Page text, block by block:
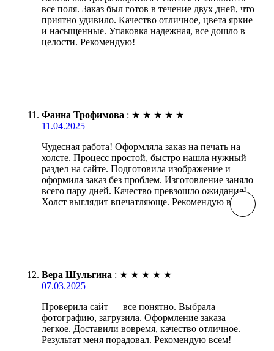
все поля. Заказ был готов в течение двух дней, что
приятно удивило. Качество отличное, цвета яркие
и насыщенные. Упаковка надежная, все дошло в
целости. Рекомендую!
Фаина Трофимова : ★ ★ ★ ★ ★
11.04.2025
Чудесная работа! Оформляла заказ на печать на
холсте. Процесс простой, быстро нашла нужный
раздел на сайте. Подготовила изображение и
оформила заказ без проблем. Изготовление заняло
всего пару дней. Качество превзошло ожидания!
Холст выглядит впечатляюще. Рекомендую всем!
Вера Шульгина : ★ ★ ★ ★ ★
07.03.2025
Проверила сайт — все понятно. Выбрала
фотографию, загрузила. Оформление заказа
легкое. Доставили вовремя, качество отличное.
Результат меня порадовал. Рекомендую всем!